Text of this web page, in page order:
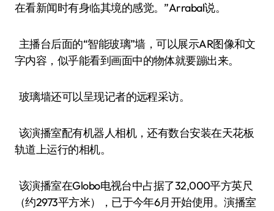
在看新闻时有身临其境的感觉。”Arrabal说。
主播台后面的“智能玻璃”墙，可以展示AR图像和文
字内容，似乎能看到画面中的物体就要蹦出来。
玻璃墙还可以呈现记者的远程采访。
该演播室配有机器人相机，还有数台安装在天花板
轨道上运行的相机。
该演播室在Globo电视台中占据了32,000平方英尺
（约2973平方米），已于今年6月开始使用。演播室